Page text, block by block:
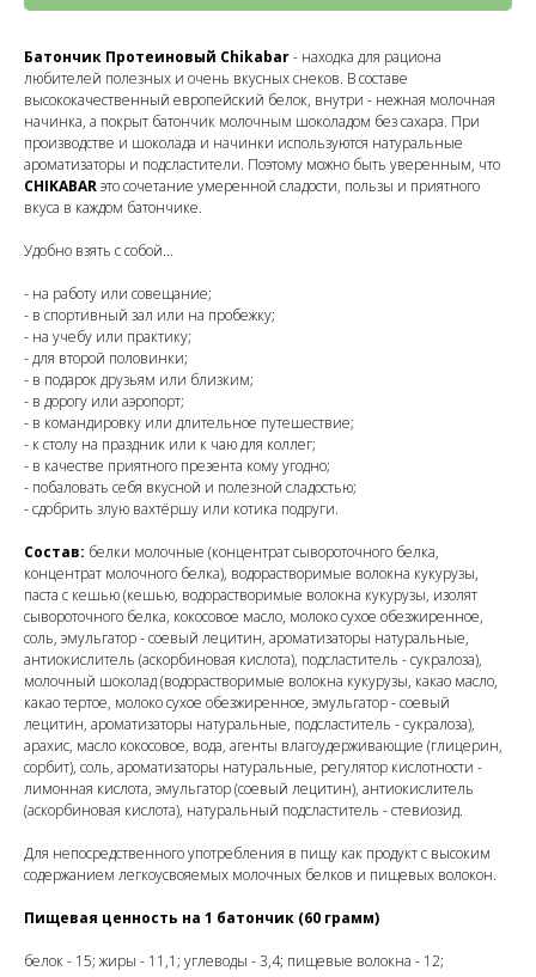
Батончик Протеиновый Chikabar- находка для рациона
любителей полезных и очень вкусных снеков. В составе
высококачественный европейский белок, внутри - нежная молочная
начинка, а покрыт батончик молочным шоколадом без сахара. При
производстве и шоколада и начинки используются натуральные
ароматизаторы и подсластители. Поэтому можно быть уверенным, что
CHIKABARэто сочетание умеренной сладости, пользы и приятного
вкуса в каждом батончике.
Удобно взять с собой...
- на работу или совещание;
- в спортивный зал или на пробежку;
- на учебу или практику;
- для второй половинки;
- в подарок друзьям или близким;
- в дорогу или аэропорт;
- в командировку или длительное путешествие;
- к столу на праздник или к чаю для коллег;
- в качестве приятного презента кому угодно;
- побаловать себя вкусной и полезной сладостью;
- сдобрить злую вахтёршу или котика подруги.
Состав: белки молочные (концентрат сывороточного белка,
концентрат молочного белка), водорастворимые волокна кукурузы,
паста с кешью (кешью, водорастворимые волокна кукурузы, изолят
сывороточного белка, кокосовое масло, молоко сухое обезжиренное,
соль, эмульгатор - соевый лецитин, ароматизаторы натуральные,
антиокислитель (аскорбиновая кислота), подсластитель - сукралоза),
молочный шоколад (водорастворимые волокна кукурузы, какао масло,
какао тертое, молоко сухое обезжиренное, эмульгатор - соевый
лецитин, ароматизаторы натуральные, подсластитель - сукралоза),
арахис, масло кокосовое, вода, агенты влагоудерживающие (глицерин,
сорбит), соль, ароматизаторы натуральные, регулятор кислотности -
лимонная кислота, эмульгатор (соевый лецитин), антиокислитель
(аскорбиновая кислота), натуральный подсластитель - стевиозид.
Для непосредственного употребления в пищу как продукт с высоким
содержанием легкоусвояемых молочных белков и пищевых волокон.
Пищевая ценность на 1 батончик (60 грамм)
белок - 15; жиры - 11,1; углеводы - 3,4; пищевые волокна - 12;